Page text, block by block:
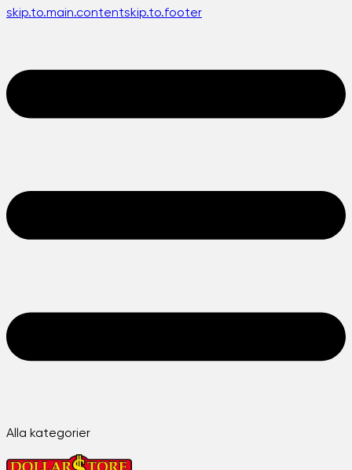
skip.to.main.contentskip.to.footer
Alla kategorier